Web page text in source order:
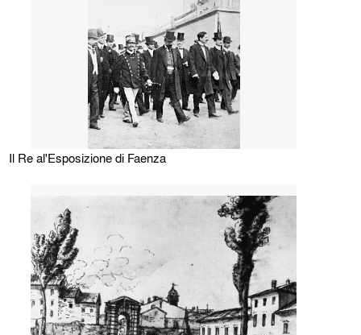
Il Re al'Esposizione di Faenza